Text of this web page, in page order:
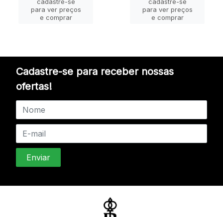
para ver preços
e comprar
para ver preços
e comprar
Cadastre-se para receber nossas
ofertas!